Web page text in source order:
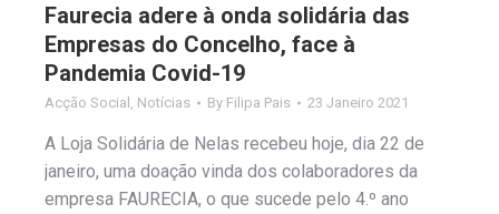
Faurecia adere à onda solidária das
Empresas do Concelho, face à
Pandemia Covid-19
Acção Social Notícias By Filipa Pais 23 Janeiro 2021
A Loja Solidária de Nelas recebeu hoje, dia 22 de
janeiro, uma doação vinda dos colaboradores da
empresa FAURECIA, o que sucede pelo 4.º ano